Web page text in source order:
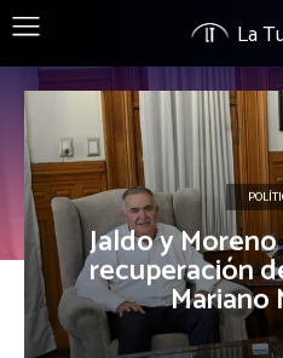
La
Jaldo y
recuperación
Mariano